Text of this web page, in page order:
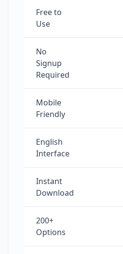
Free to
Use
No
Signup
Required
Mobile
Friendly
English
Interface
Instant
Download
200+
Options